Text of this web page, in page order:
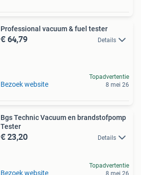
Professional vacuum & fuel tester
€ 64,79 Details
Bezoek website
Topadvertentie
8 mei 26
Bgs Technic Vacuum en brandstofpomp
Tester
€ 23,20 Details
Bezoek website
Topadvertentie
8 mei 26